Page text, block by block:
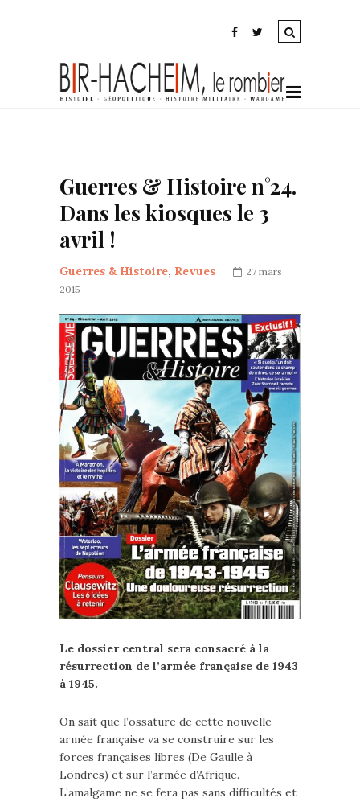
Guerres & Histoire n°24.
Dans les kiosques le 3
avril !
Guerres & Histoire, Revues
27 mars
2015
Le dossier central sera consacré à la
résurrection de l’armée française de 1943
à 1945.
On sait que l’ossature de cette nouvelle
armée française va se construire sur les
forces françaises libres (De Gaulle à
Londres) et sur l’armée d’Afrique.
L’amalgame ne se fera pas sans difficultés et